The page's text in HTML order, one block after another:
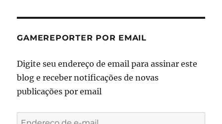
GAMEREPORTER POR EMAIL
Digite seu endereço de email para assinar este
blog e receber notificações de novas
publicações por email
Endereço